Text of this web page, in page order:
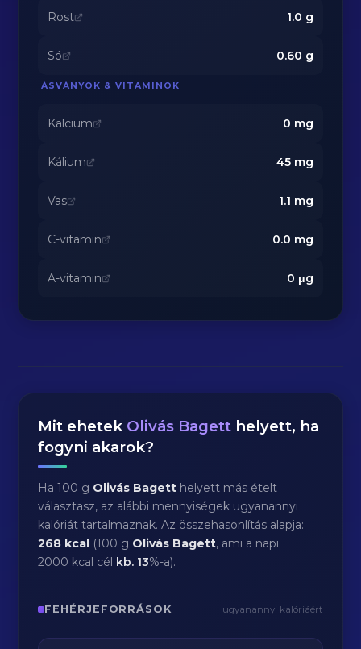
Rost 1.0 g
Só 0.60 g
ÁSVÁNYOK & VITAMINOK
Kalcium 0 mg
Kálium 45mg
Vas 1.1 mg
C-vitamin 0.0 mg
A-vitamin 0 μg
Mit ehetek Olivás Bagett helyett, ha
fogyni akarok?
Ha 100 g Olivás Bagett helyett más ételt
választasz, az alábbi mennyiségek ugyanannyi
kalóriát tartalmaznak. Az összehasonlítás alapja:
268 kcal (100 g Olivás Bagett, ami a napi
2000 kcal cél kb. 13%-a).
FEHÉRJEFORRÁSOK ugyanannyi kalóriáért